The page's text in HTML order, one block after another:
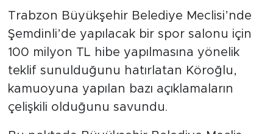
Trabzon Büyükşehir Belediye Meclisi’nde
Şemdinli’de yapılacak bir spor salonu için
100 milyon TL hibe yapılmasına yönelik
teklif sunulduğunu hatırlatan Köroğlu,
kamuoyuna yapılan bazı açıklamaların
çelişkili olduğunu savundu.